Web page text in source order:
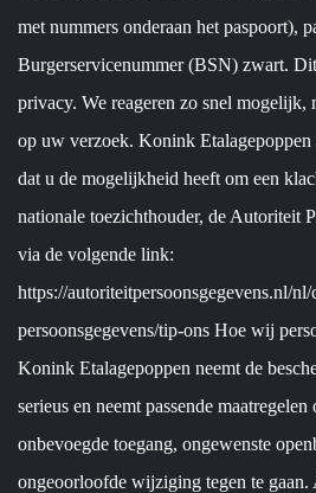
met nummers onderaan het paspoort),
Burgerservicenummer (BSN) zwart.
privacy. We reageren zo snel mogelijk,
op uw verzoek. Konink
dat u de mogelijkheid heeft om een
nationale toezichthouder, de Autoriteit
via de volgende link:
https://autoriteitpersoonsgegevens.nl/
persoonsgegevens/tip-ons Hoe wij
Konink Etalagepoppen neemt de
serieus en neemt passende
onbevoegde toegang, ongewenste
ongeoorloofde wijziging tegen te